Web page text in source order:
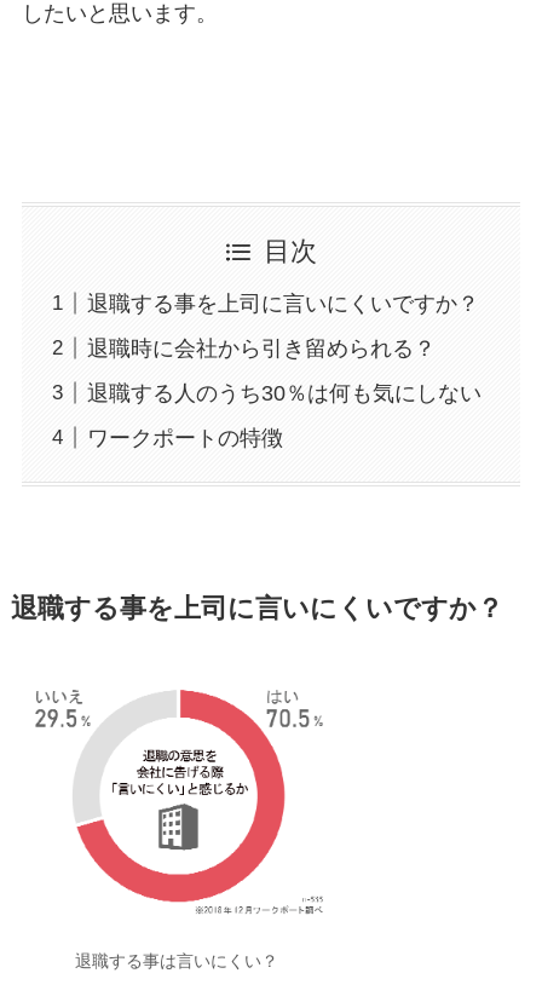
したいと思います。
目次
退職する事を上司に言いにくいですか？
退職時に会社から引き留められる？
退職する人のうち30％は何も気にしない
ワークポートの特徴
退職する事を上司に言いにくいですか？
退職する事は言いにくい？